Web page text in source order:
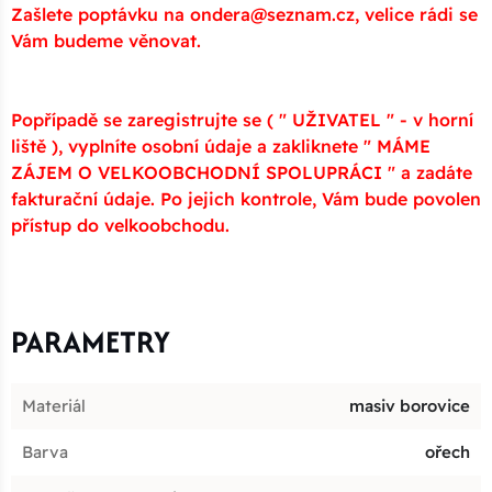
Zašlete poptávku na ondera@seznam.cz, velice rádi se
Vám budeme věnovat.
Popřípadě se zaregistrujte se ( " UŽIVATEL " - v horní
liště ), vyplníte osobní údaje a zakliknete " MÁME
ZÁJEM O VELKOOBCHODNÍ SPOLUPRÁCI " a zadáte
fakturační údaje. Po jejich kontrole, Vám bude povolen
přístup do velkoobchodu.
PARAMETRY
Materiál masiv borovice
Barva ořech